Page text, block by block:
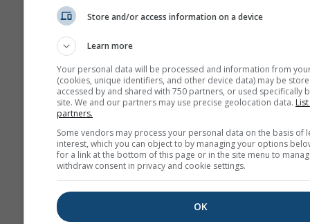
Store and/or access information on a device
Learn more
Your personal data will be processed and information from
(cookies, unique identifiers, and other device data) may be
accessed by and shared with 750 partners, or used specifically
site. We and our partners may use precise geolocation data.
partners.
Some vendors may process your personal data on the basis of
interest, which you can object to by managing your options
for a link at the bottom of this page or in the site menu to
withdraw consent in privacy and cookie settings.
OK